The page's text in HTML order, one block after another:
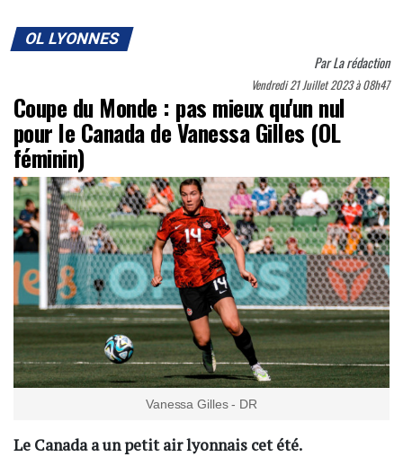
OL LYONNES
ParLa rédaction
Vendredi 21 Juillet 2023 à 08h47
Coupe du Monde : pas mieux qu'un nul
pour le Canada de Vanessa Gilles (OL
féminin)
Vanessa Gilles - DR
Le Canada a un petit air lyonnais cet été.